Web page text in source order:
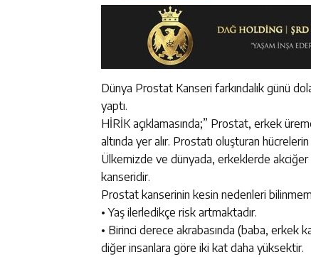
Dünya Prostat Kanseri farkındalık günü
yaptı.
HİRİK açıklamasında;” Prostat, erkek
altında yer alır. Prostatı oluşturan
Ülkemizde ve dünyada, erkeklerde akciğer
kanseridir.
Prostat kanserinin kesin nedenleri
• Yaş ilerledikçe risk artmaktadır.
• Birinci derece akrabasında (baba, erkek
diğer insanlara göre iki kat daha yüksektir.